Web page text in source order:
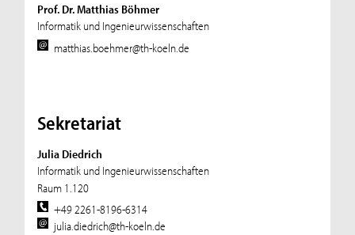
Prof. Dr. Matthias Böhmer
Informatik und Ingenieurwissenschaften
matthias.boehmer@th-koeln.de
Sekretariat
Julia Diedrich
Informatik und Ingenieurwissenschaften
Raum 1.120
+49 2261-8196-6314
julia.diedrich@th-koeln.de